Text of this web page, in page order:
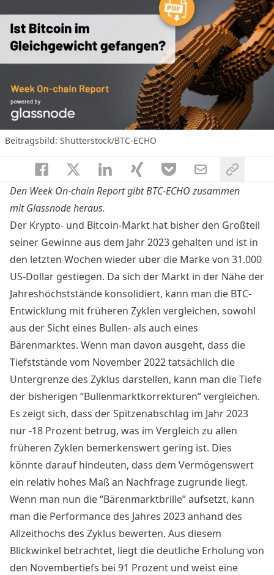
Beitragsbild: Shutterstock/BTC-ECHO
Den Week On-chain Report gibt BTC-ECHO zusammen
mitGlassnodeheraus.
Der Krypto- und Bitcoin-Markt hat bisher den Großteil
seiner Gewinne aus dem Jahr 2023 gehalten und ist in
den letzten Wochen wieder über die Marke von 31.000
US-Dollar gestiegen. Da sich der Markt in der Nähe der
Jahreshöchststände konsolidiert, kann man die BTC-
Entwicklung mit früheren Zyklen vergleichen, sowohl
aus der Sicht eines Bullen- als auch eines
Bärenmarktes. Wenn man davon ausgeht, dass die
Tiefststände vom November 2022 tatsächlich die
Untergrenze des Zyklus darstellen, kann man die Tiefe
der bisherigen “Bullenmarktkorrekturen” vergleichen.
Es zeigt sich, dass der Spitzenabschlag im Jahr 2023
nur -18 Prozent betrug, was im Vergleich zu allen
früheren Zyklen bemerkenswert gering ist. Dies
könnte darauf hindeuten, dass dem Vermögenswert
ein relativ hohes Maß an Nachfrage zugrunde liegt.
Wenn man nun die “Bärenmarktbrille” aufsetzt, kann
man die Performance des Jahres 2023 anhand des
Allzeithochs des Zyklus bewerten. Aus diesem
Blickwinkel betrachtet, liegt die deutliche Erholung von
den Novembertiefs bei 91 Prozent und weist eine